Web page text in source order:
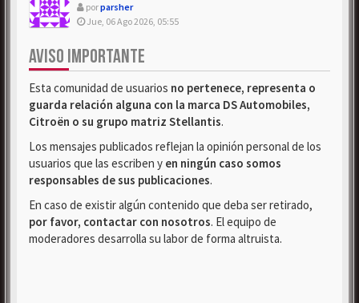
porparsher
Jue, 06 Ago 2026, 05:55
AVISO IMPORTANTE
Esta comunidad de usuarios no pertenece, representa o
guarda relación alguna con la marca DS Automobiles,
Citroën o su grupo matriz Stellantis.
Los mensajes publicados reflejan la opinión personal de los
usuarios que las escriben y en ningún caso somos
responsables de sus publicaciones.
En caso de existir algún contenido que deba ser retirado,
por favor, contactar con nosotros. El equipo de
moderadores desarrolla su labor de forma altruista.